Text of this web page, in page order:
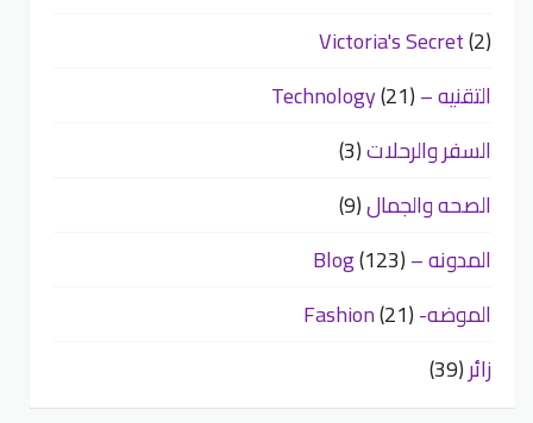
Victoria's Secret(2)
التقنيه – Technology(21)
السفر والرحلات(3)
الصحه والجمال(9)
المدونه – Blog(123)
الموضه- Fashion(21)
زائر(39)